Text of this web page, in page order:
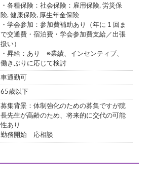
・各種保険：社会保険：雇用保険, 労災保
険, 健康保険, 厚生年金保険
・学会参加：参加費補助あり（年に 1 回ま
で交通費・宿泊費・学会参加費支給／出張
扱い）
・昇給：あり ※業績、インセンティブ、
働きぶりに応じて検討
車通勤可
65歳以下
募集背景：体制強化のための募集ですが院
長先生が高齢のため、将来的に交代の可能
性あり
勤務開始 応相談